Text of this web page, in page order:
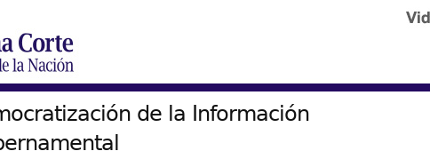
de la Información